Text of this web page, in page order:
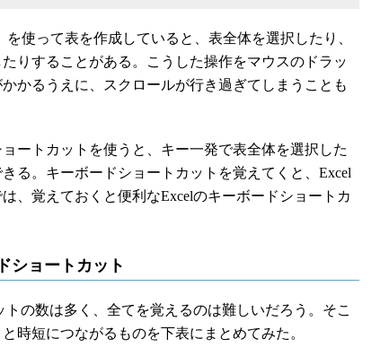
使って表を作成していると、表全体を選択したり、
りすることがある。こうした操作をマウスのドラッ
かるうえに、スクロールが行き過ぎてしまうことも
ートカットを使うと、キー一発で表全体を選択した
る。キーボードショートカットを覚えてくと、Excel
、覚えておくと便利なExcelのキーボードショートカ
ショートカット
の数は多く、全てを覚えるのは難しいだろう。そこ
時短につながるものを下表にまとめてみた。